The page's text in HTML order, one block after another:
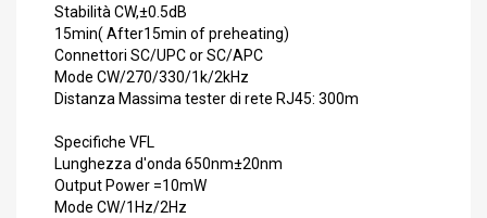
Stabilità CW,±0.5dB
15min( After15min of preheating)
Connettori SC/UPC or SC/APC
Mode CW/270/330/1k/2kHz
Distanza Massima tester di rete RJ45: 300m
Specifiche VFL
Lunghezza d'onda 650nm±20nm
Output Power =10mW
Mode CW/1Hz/2Hz